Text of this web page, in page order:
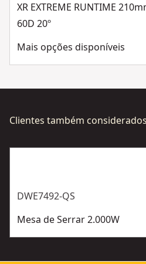
XR EXTREME RUNTIME
60D 20º
Mais opções disponíveis
Clientes também considerados
DWE7492-QS
Mesa de Serrar 2.000W